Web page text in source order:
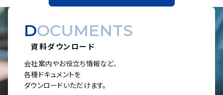
DOCUMENTS
資料ダウンロード
会社案内やお役立ち情報など、
各種ドキュメントを
ダウンロードいただけます。